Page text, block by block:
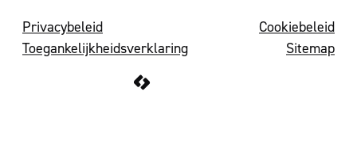
Privacybeleid
Cookiebeleid
Toegankelijkheidsverklaring
Sitemap